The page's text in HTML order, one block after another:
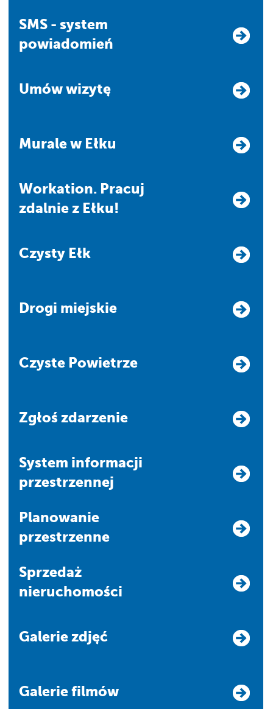
SMS - system
powiadomień
Umów wizytę
Murale w Ełku
Workation. Pracuj
zdalnie z Ełku!
Czysty Ełk
Drogi miejskie
Czyste Powietrze
Zgłoś zdarzenie
system informacji
przestrzennej
Planowanie
przestrzenne
Sprzedaż
nieruchomości
Galerie zdjęć
Galerie filmów